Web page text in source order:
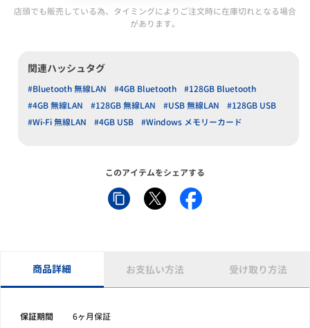
店頭でも販売している為、タイミングによりご注文時に在庫切れとなる場合
があります。
関連ハッシュタグ
#Bluetooth 無線LAN #4GB Bluetooth
#128GB Bluetooth
#4GB 無線LAN
#128GB 無線LAN #USB 無線LAN
#128GB USB
#Wi-Fi 無線LAN
#4GB USB #Windows メモリーカード
このアイテムをシェアする
商品詳細 お支払い方法 受け取り方法
保証期間 6ヶ月保証